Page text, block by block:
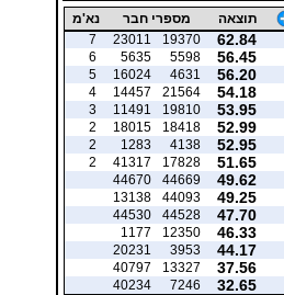
תוצאה מספרי חבר נא'מ
62.84
19370
23011
7
56.45
5598
5635
6
56.20
4631
16024
5
54.18
21564
14457
4
53.95
19810
11491
3
52.99
18418
18015
2
52.95
4138
1283
2
51.65
17828
41317
2
49.62
44669
44670
49.25
44093
13138
47.70
44528
44530
46.33
12350
1177
44.17
3953
20231
37.56
13327
40797
32.65
7246
40234